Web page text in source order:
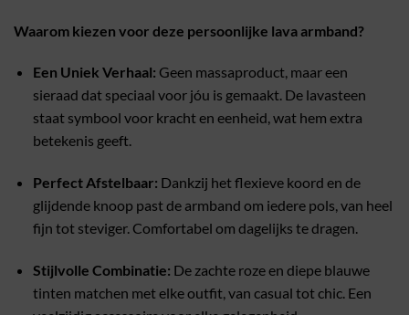
Waarom kiezen voor deze persoonlijke lava armband?
Een Uniek Verhaal: Geen massaproduct, maar een
sieraad dat speciaal voor jóu is gemaakt. De lavasteen
staat symbool voor kracht en eenheid, wat hem extra
betekenis geeft.
Perfect Afstelbaar: Dankzij het flexieve koord en de
glijdende knoop past de armband om iedere pols, van heel
fijn tot steviger. Comfortabel om dagelijks te dragen.
Stijlvolle Combinatie: De zachte roze en diepe blauwe
tinten matchen met elke outfit, van casual tot chic. Een